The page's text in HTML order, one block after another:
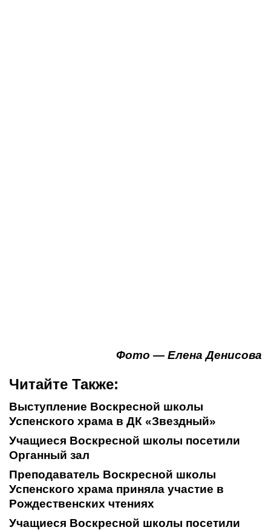
Фото — Елена Денисова
Читайте Также:
Выступление Воскресной школы
Успенского храма в ДК «Звездный»
Учащиеся Воскресной школы посетили
Органный зал
Преподаватель Воскресной школы
Успенского храма приняла участие в
Рождественских чтениях
Учащиеся Воскресной школы посетили